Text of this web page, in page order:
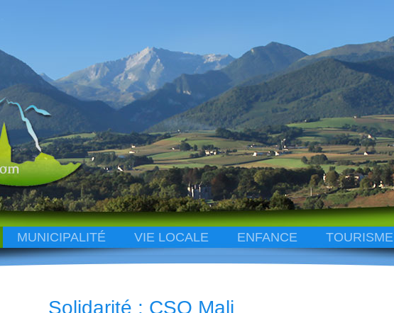
MUNICIPALITÉ VIE LOCALE ENFANCE TOURISME
Solidarité : CSO Mali